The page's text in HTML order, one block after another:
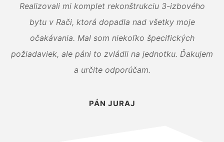
Realizovali mi komplet rekonštrukciu 3-izbového
bytu v Rači, ktorá dopadla nad všetky moje
očakávania. Mal som niekoľko špecifických
požiadaviek, ale páni to zvládli na jednotku. Ďakujem
a určite odporúčam.
PÁN JURAJ